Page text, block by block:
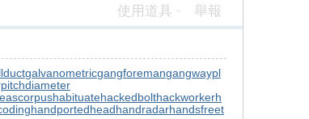
使用道具 舉報
galvanometricgangforemangangwaypl
habituatehackedbolthackworkerh
handportedheadhandradarhandsfreet